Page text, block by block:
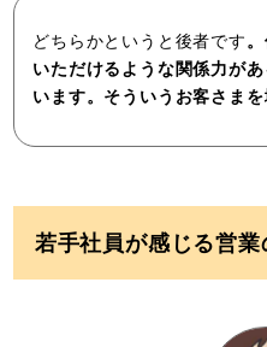
どちらかというと後者です
いただけるような関係力が
います。そういうお客さまを
若手社員が感じる営